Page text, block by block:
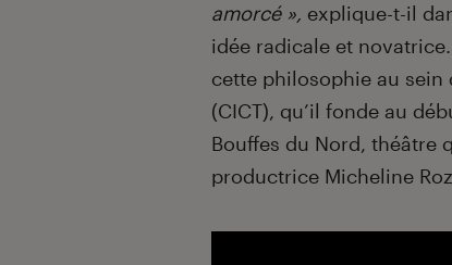
amorcé », explique-t-il
idée radicale et
cette philosophie au sein
(CICT), qu’il fonde au
Bouffes du Nord, théâtre
productrice Micheline